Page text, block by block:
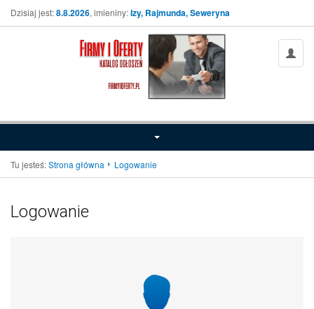
Dzisiaj jest:8.8.2026, imieniny:Izy, Rajmunda, Seweryna
Tu jesteś:Strona główna Logowanie
Logowanie